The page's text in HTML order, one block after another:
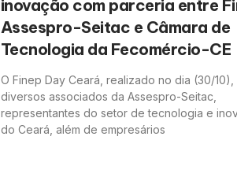
inovação com parceria entre
Assespro-Seitac e Câmara de
Tecnologia da Fecomércio-CE
O Finep Day Ceará, realizado no dia (30/10),
diversos associados da Assespro-Seitac,
representantes do setor de tecnologia e
do Ceará, além de empresários